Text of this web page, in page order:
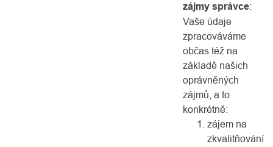
zájmy správce:
Vaše údaje
zpracováváme
občas též na
základě našich
oprávněných
zájmů, a to
konkrétně:
zájem na
zkvalitňování